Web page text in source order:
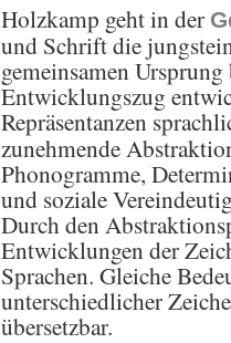
Holzkamp geht in der
und Schrift die
gemeinsamen
Entwicklungszug
Repräsentanzen
zunehmende
Phonogramme,
und soziale
Durch den
Entwicklungen der
Sprachen. Gleiche
unterschiedlicher
übersetzbar.